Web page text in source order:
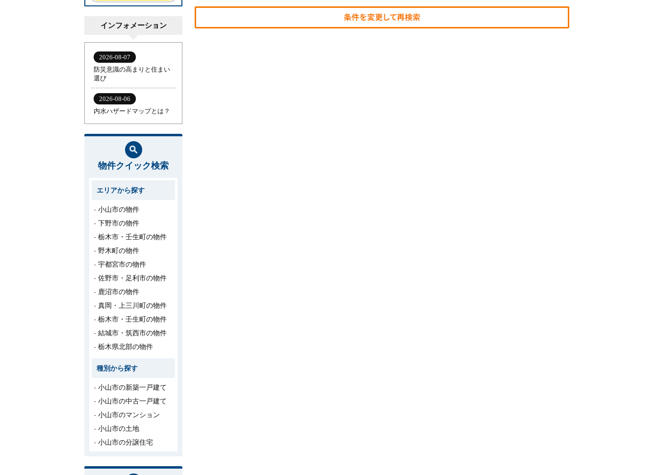
インフォメーション
物件クイック検索
エリアから探す
小山市の物件
下野市の物件
栃木市・壬生町の物件
野木町の物件
宇都宮市の物件
佐野市・足利市の物件
鹿沼市の物件
真岡・上三川町の物件
栃木市・壬生町の物件
結城市・筑西市の物件
栃木県北部の物件
種別から探す
小山市の新築一戸建て
小山市の中古一戸建て
小山市のマンション
小山市の土地
小山市の分譲住宅